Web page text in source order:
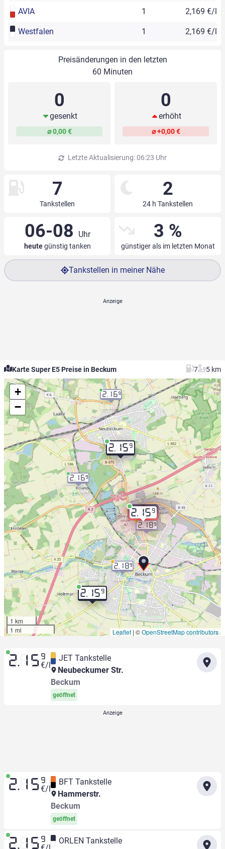
AVIA 1 2,169 €/l
Westfalen 1 2,169 €/l
Preisänderungen in den letzten
60 Minuten
0
gesenkt
⌀ 0,00 €
0
erhöht
⌀ +0,00 €
Letzte Aktualisierung: 06:23 Uhr
7
Tankstellen
2
24 h Tankstellen
06-08 Uhr
heutegünstig tanken
3 %
günstiger als im letzten Monat
Tankstellen in meiner Nähe
Karte Super E5 Preise in Beckum 7 5 km
2.159
2.159
2.159
2.169
2.169
2.189
2.189
+
−
1 km
1 mi
Leaflet | ©OpenStreetMap contributors
2.15 9
€/l
JET Tankstelle
Neubeckumer Str.
Beckum
geöffnet
2.15 9
€/l
BFT Tankstelle
Hammerstr.
Beckum
geöffnet
2.15 9
ORLEN Tankstelle